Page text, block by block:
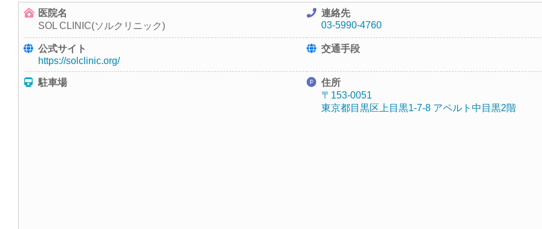
医院名
SOL CLINIC(ソルクリニック)
連絡先
03-5990-4760
公式サイト
https://solclinic.org/
交通手段
駐車場
住所
〒153-0051
東京都目黒区上目黒1-7-8 アペルト中目黒2階